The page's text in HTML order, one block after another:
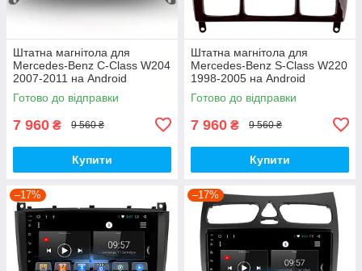
Штатна магнітола для
Mercedes-Benz C-Class W204
2007-2011 на Android
Готово до відправки
7 960 ₴ 9 560 ₴
Купити
Штатна магнітола для
Mercedes-Benz S-Class W220
1998-2005 на Android
Готово до відправки
7 960 ₴ 9 560 ₴
Купити
–17% –17%